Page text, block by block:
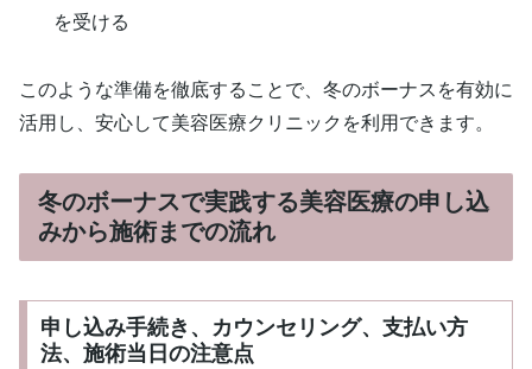
を受ける
このような準備を徹底することで、冬のボーナスを有効に
活用し、安心して美容医療クリニックを利用できます。
冬のボーナスで実践する美容医療の申し込
みから施術までの流れ
申し込み手続き、カウンセリング、支払い方
法、施術当日の注意点